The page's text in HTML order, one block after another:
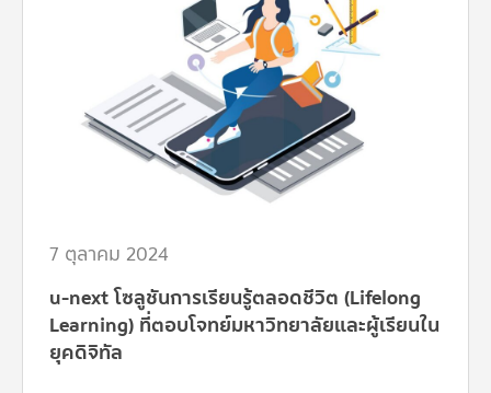
7 ตุลาคม 2024
u-next โซลูชันการเรียนรู้ตลอดชีวิต (Lifelong
Learning) ที่ตอบโจทย์มหาวิทยาลัยและผู้เรียนใน
ยุคดิจิทัล